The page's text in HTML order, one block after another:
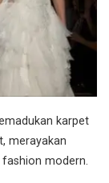
karpet
merayakan
fashion modern.